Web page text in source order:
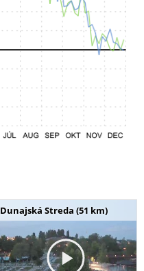
Dunajská Streda (51 km)